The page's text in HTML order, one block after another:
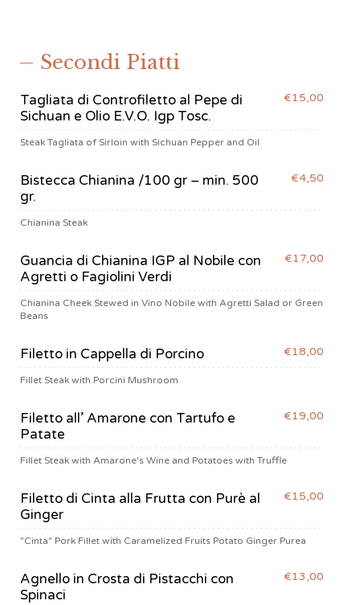
Secondi Piatti
Tagliata di Controfiletto al Pepe di
Sichuan e Olio E.V.O. Igp Tosc.
€15,00
Steak Tagliata of Sirloin with Sichuan Pepper and Oil
Bistecca Chianina /100 gr – min. 500
gr.
€4,50
Chianina Steak
Guancia di Chianina IGP al Nobile con
Agretti o Fagiolini Verdi
€17,00
Chianina Cheek Stewed in Vino Nobile with Agretti Salad or Green
Beans
Filetto in Cappella di Porcino €18,00
Fillet Steak with Porcini Mushroom
Filetto all’ Amarone con Tartufo e
Patate
€19,00
Fillet Steak with Amarone's Wine and Potatoes with Truffle
Filetto di Cinta alla Frutta con Purè al
Ginger
€15,00
"Cinta" Pork Fillet with Caramelized Fruits Potato Ginger Purea
Agnello in Crosta di Pistacchi con
Spinaci
€13,00